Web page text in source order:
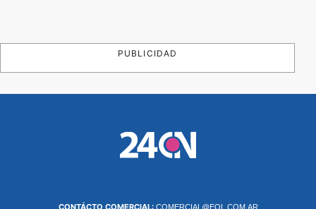
PUBLICIDAD
COMERCIAL@EOL.COM.AR